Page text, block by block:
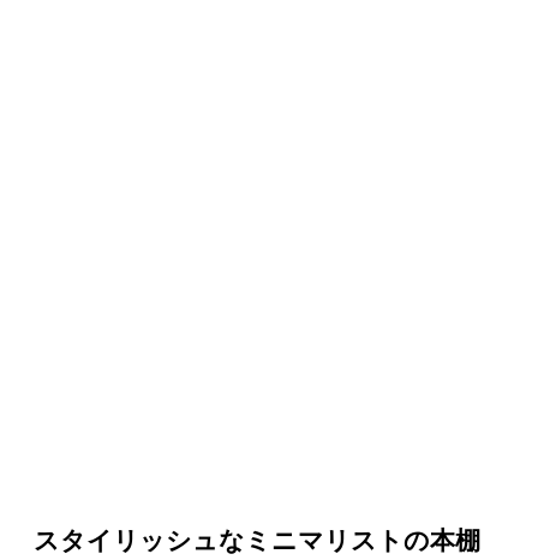
スタイリッシュなミニマリストの本棚